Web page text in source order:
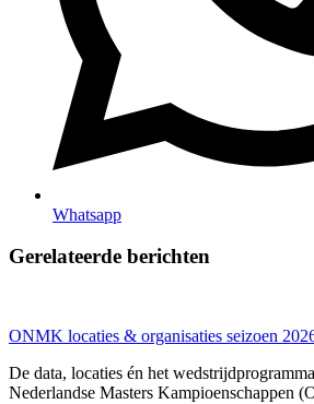
Whatsapp
Gerelateerde berichten
ONMK locaties & organisaties seizoen
De data, locaties én het
Nederlandse Masters Kampioenschappen